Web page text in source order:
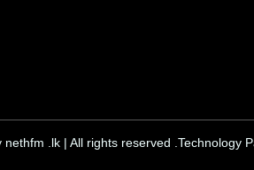
.lk | All rights reserved .Technology